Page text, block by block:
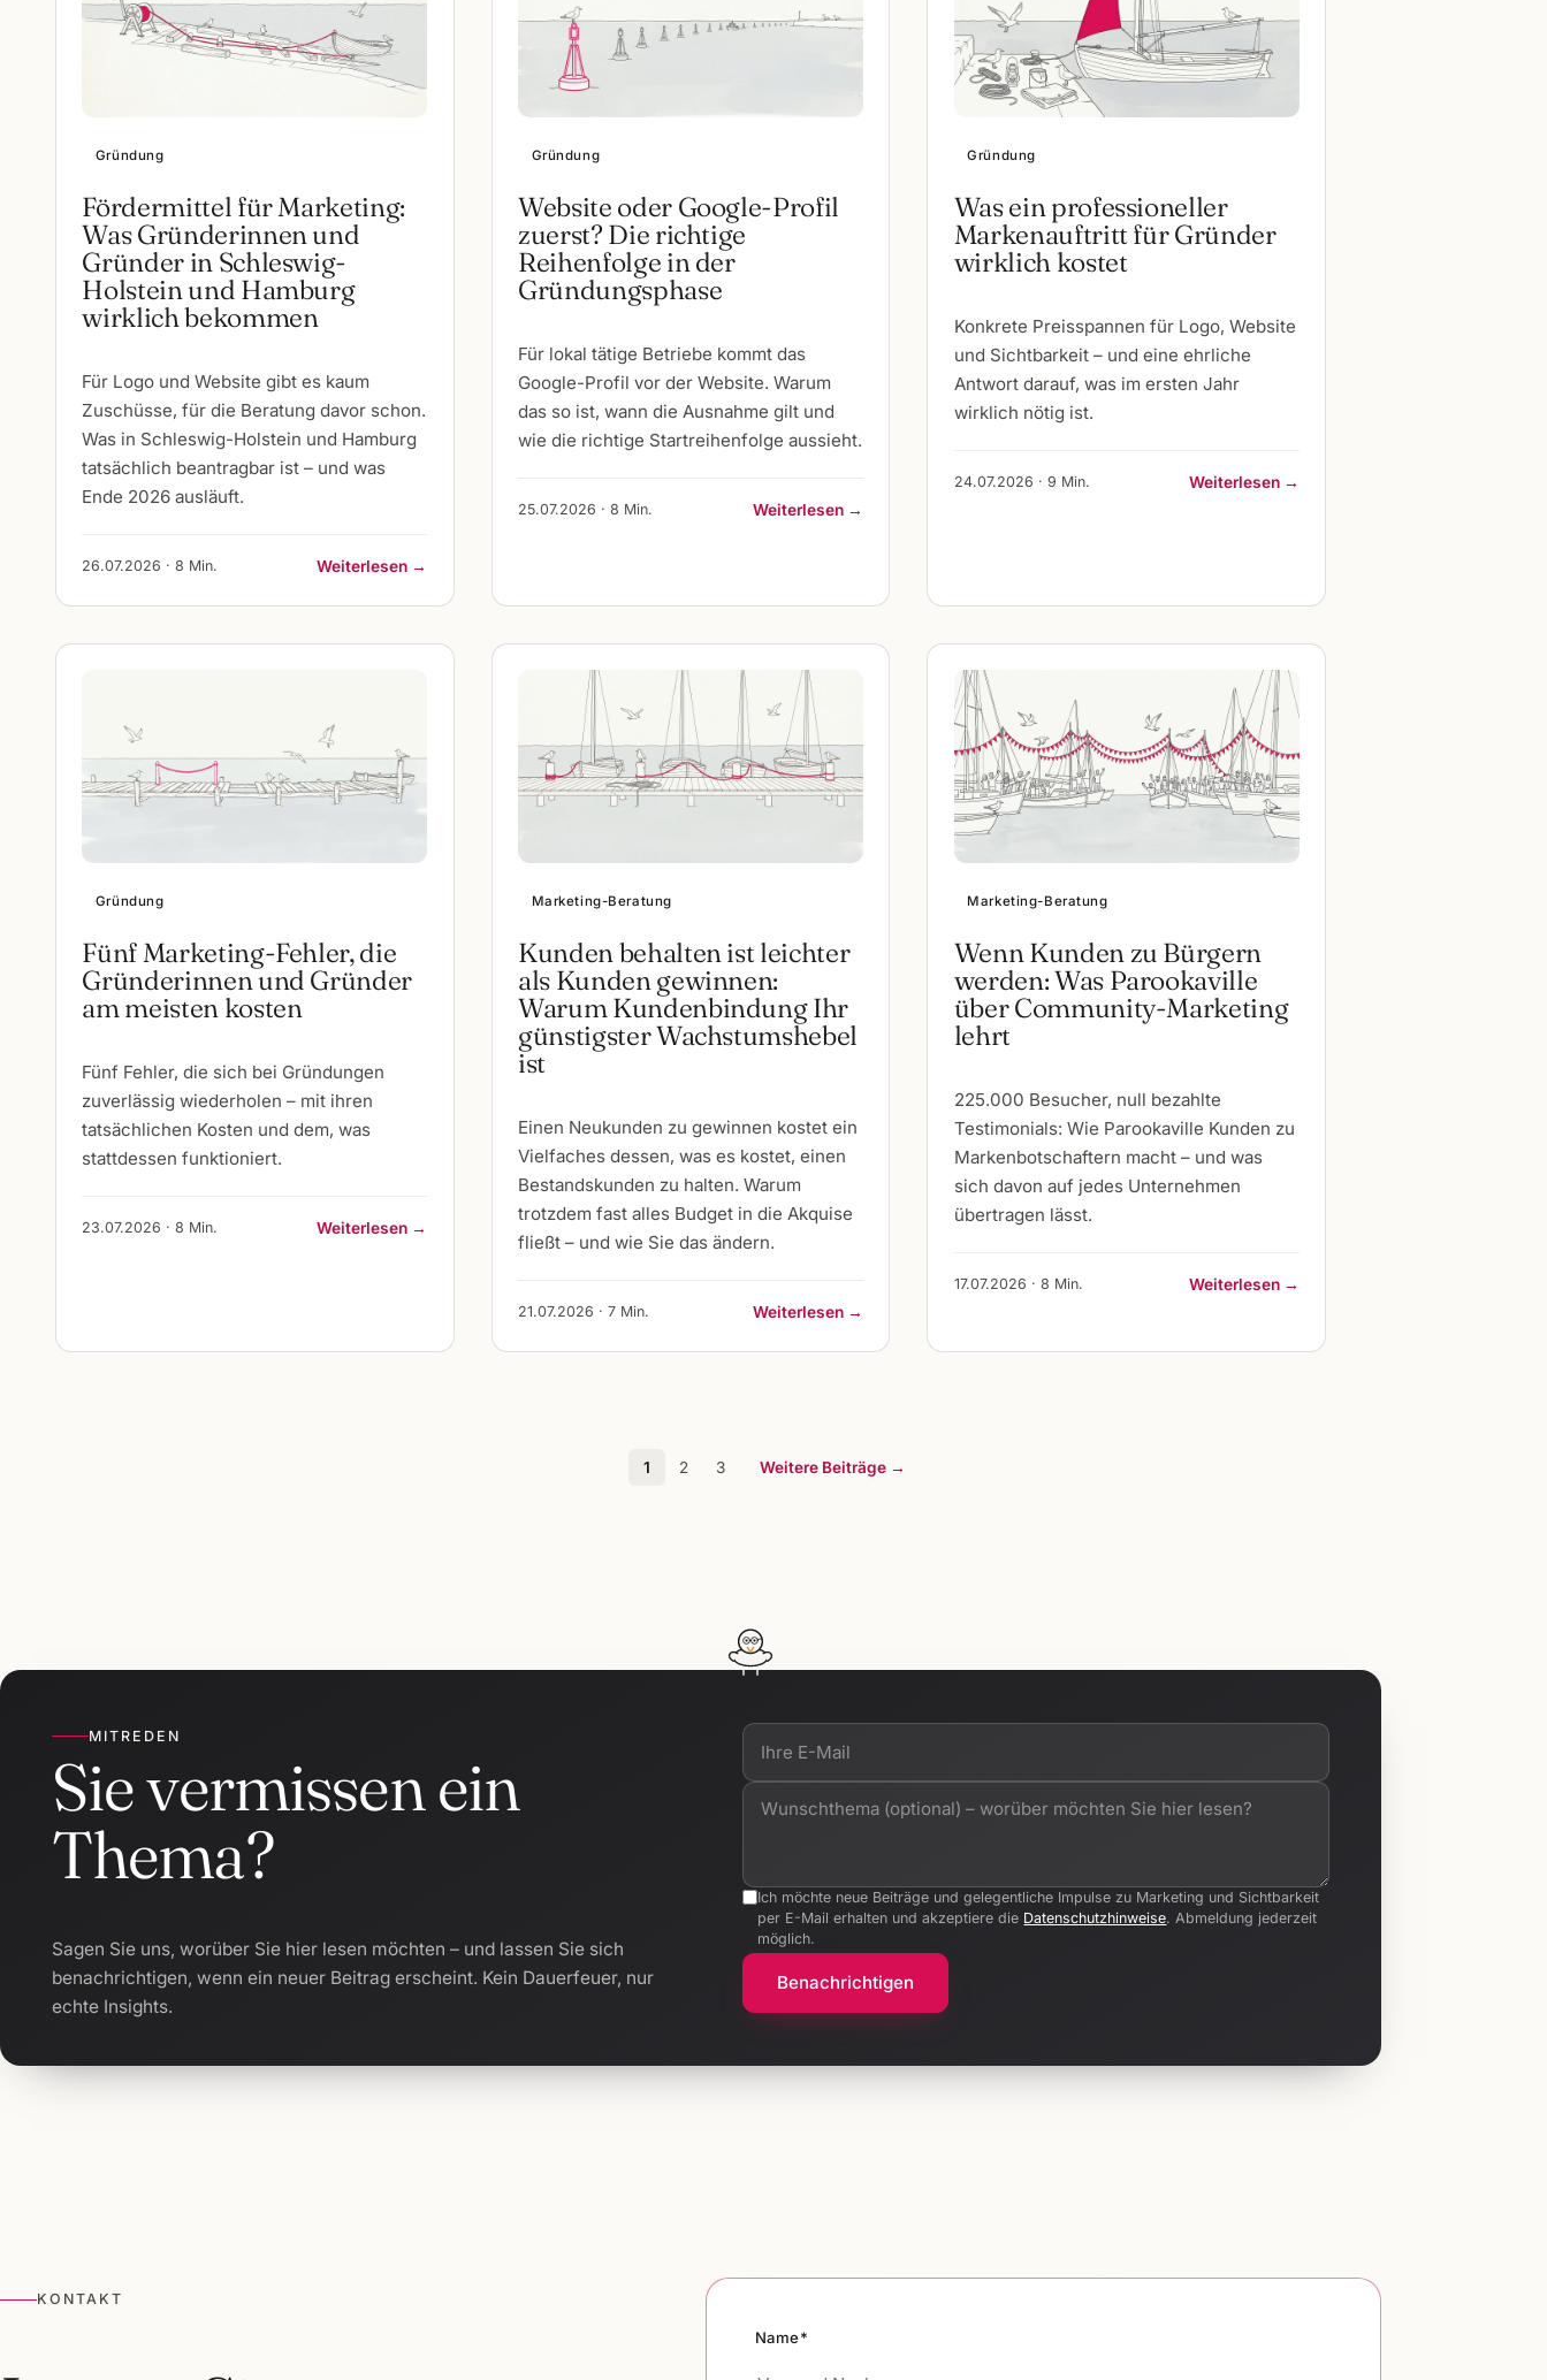
Gründung
Fördermittel für Marketing:
Was Gründerinnen und
Gründer in Schleswig-
Holstein und Hamburg
wirklich bekommen
Für Logo und Website gibt es kaum
Zuschüsse, für die Beratung davor schon.
Was in Schleswig-Holstein und Hamburg
tatsächlich beantragbar ist – und was
Ende 2026 ausläuft.
26.07.2026 · 8 Min. Weiterlesen →
Gründung
Website oder Google-Profil
zuerst? Die richtige
Reihenfolge in der
Gründungsphase
Für lokal tätige Betriebe kommt das
Google-Profil vor der Website. Warum
das so ist, wann die Ausnahme gilt und
wie die richtige Startreihenfolge aussieht.
25.07.2026 · 8 Min. Weiterlesen →
Gründung
Was ein professioneller
Markenauftritt für Gründer
wirklich kostet
Konkrete Preisspannen für Logo, Website
und Sichtbarkeit – und eine ehrliche
Antwort darauf, was im ersten Jahr
wirklich nötig ist.
24.07.2026 · 9 Min. Weiterlesen →
Gründung
Fünf Marketing-Fehler, die
Gründerinnen und Gründer
am meisten kosten
Fünf Fehler, die sich bei Gründungen
zuverlässig wiederholen – mit ihren
tatsächlichen Kosten und dem, was
stattdessen funktioniert.
23.07.2026 · 8 Min. Weiterlesen →
Marketing-Beratung
Kunden behalten ist leichter
als Kunden gewinnen:
Warum Kundenbindung Ihr
günstigster Wachstumshebel
ist
Einen Neukunden zu gewinnen kostet ein
Vielfaches dessen, was es kostet, einen
Bestandskunden zu halten. Warum
trotzdem fast alles Budget in die Akquise
fließt – und wie Sie das ändern.
21.07.2026 · 7 Min. Weiterlesen →
Marketing-Beratung
Wenn Kunden zu Bürgern
werden: Was Parookaville
über Community-Marketing
lehrt
225.000 Besucher, null bezahlte
Testimonials: Wie Parookaville Kunden zu
Markenbotschaftern macht – und was
sich davon auf jedes Unternehmen
übertragen lässt.
17.07.2026 · 8 Min. Weiterlesen →
1 2 3 Weitere Beiträge →
MITREDEN
Sie vermissen ein
Thema?
Sagen Sie uns, worüber Sie hier lesen möchten – und lassen Sie sich
benachrichtigen, wenn ein neuer Beitrag erscheint. Kein Dauerfeuer, nur
echte Insights.
Ich möchte neue Beiträge und gelegentliche Impulse zu Marketing und Sichtbarkeit
per E-Mail erhalten und akzeptiere die Datenschutzhinweise. Abmeldung jederzeit
möglich.
Benachrichtigen
KONTAKT
Name*